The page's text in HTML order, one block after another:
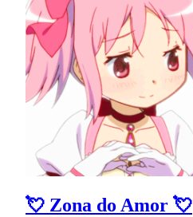
💘 Zona do Amor 💘